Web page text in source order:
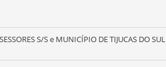
S/S e MUNICÍPIO DE TIJUCAS DO SUL